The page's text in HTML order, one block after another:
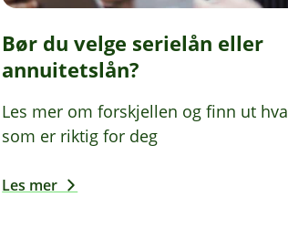
Bør du velge serielån eller
annuitetslån?
Les mer om forskjellen og finn ut hva
som er riktig for deg
Les mer